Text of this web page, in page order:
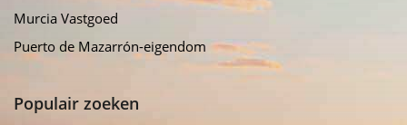
Murcia Vastgoed
Puerto de Mazarrón-eigendom
Populair zoeken